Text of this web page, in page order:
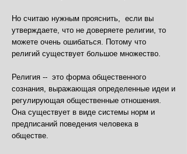
Но считаю нужным прояснить, если вы
утверждаете, что не доверяете религии, то
можете очень ошибаться. Потому что
религий существует большое множество.
Религия -- это форма общественного
сознания, выражающая определенные идеи и
регулирующая общественные отношения.
Она существует в виде системы норм и
предписаний поведения человека в
обществе.